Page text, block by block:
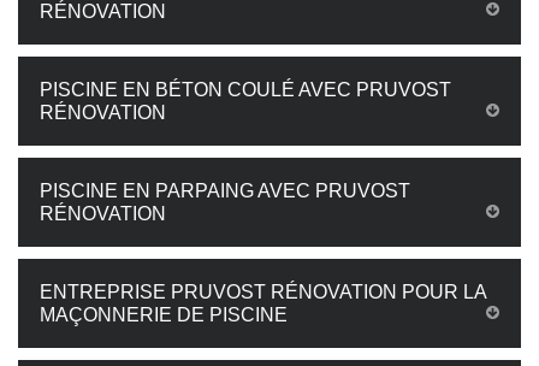
RÉNOVATION
PISCINE EN BÉTON COULÉ AVEC PRUVOST
RÉNOVATION
PISCINE EN PARPAING AVEC PRUVOST
RÉNOVATION
ENTREPRISE PRUVOST RÉNOVATION POUR LA
MAÇONNERIE DE PISCINE